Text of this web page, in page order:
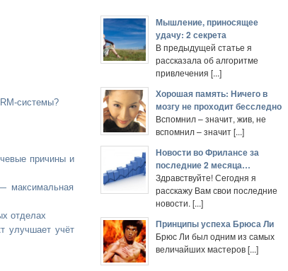
системы?
причины и
максимальная
отделах
улучшает учёт
Мышление, приносящее
удачу: 2 секрета
В предыдущей статье я
рассказала об алгоритме
привлечения [...]
Хорошая память: Ничего в
мозгу не проходит бесследно
Вспомнил – значит, жив, не
вспомнил – значит [...]
Новости во Фрилансе за
последние 2 месяца…
Здравствуйте! Сегодня я
расскажу Вам свои последние
новости. [...]
Принципы успеха Брюса Ли
Брюс Ли был одним из самых
величайших мастеров [...]